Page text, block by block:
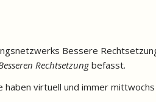
Bessere
Rechtsetzungbefasst.
haben virtuell und immer